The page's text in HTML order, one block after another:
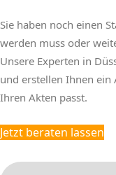
Sie haben noch einen
werden muss oder
Unsere Experten in
und erstellen Ihnen ein
Ihren Akten passt.
Jetzt beraten lassen